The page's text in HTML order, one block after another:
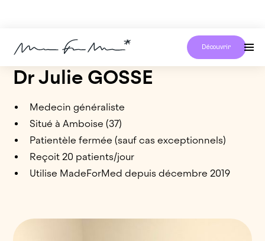
Découvrir
Dr Julie GOSSE
Medecin généraliste
Situé à Amboise (37)
Patientèle fermée (sauf cas exceptionnels)
Reçoit 20 patients/jour
Utilise MadeForMed depuis décembre 2019